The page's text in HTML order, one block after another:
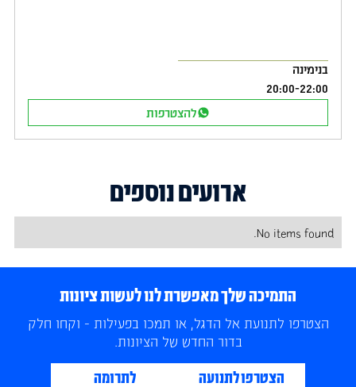
בנימינה
20:00-22:00
להצטרפות
ארועים נוספים
No items found.
התמיכה שלך מאפשרת לנו לעשות ציונות
הצטרפו לתנועת אל הדגל, או תמכו בפעילות - וקחו חלק
בדור החדש של הציונות.
הצטרפו לתנועה לתרומה